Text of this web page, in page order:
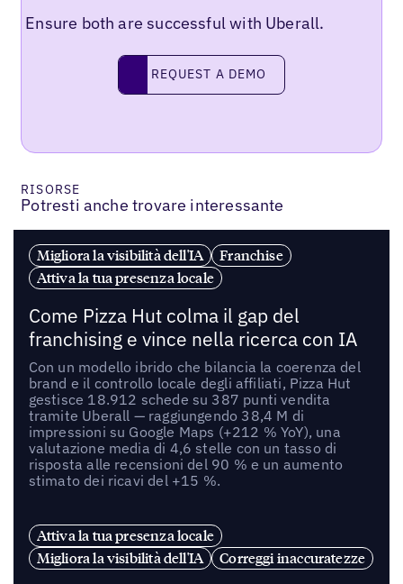
Ensure both are successful with Uberall.
request a demo
REQUEST A DEMO
RISORSE
Potresti anche trovare interessante
Migliora la visibilità dell'IA
Franchise
Attiva la tua presenza locale
Come Pizza Hut colma il gap del
franchising e vince nella ricerca con IA
Con un modello ibrido che bilancia la coerenza del
brand e il controllo locale degli affiliati, Pizza Hut
gestisce 18.912 schede su 387 punti vendita
tramite Uberall — raggiungendo 38,4 M di
impressioni su Google Maps (+212 % YoY), una
valutazione media di 4,6 stelle con un tasso di
risposta alle recensioni del 90 % e un aumento
stimato dei ricavi del +15 %.
Attiva la tua presenza locale
Migliora la visibilità dell'IA
Correggi inaccuratezze